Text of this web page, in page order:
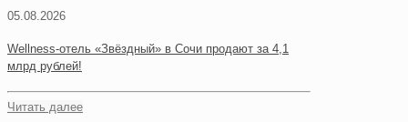
05.08.2026
Wellness-отель «Звёздный» в Сочи продают за 4,1
млрд рублей!
Читать далее